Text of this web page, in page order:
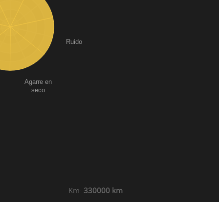
Ruido
Agarre en
seco
Km: 330000 km